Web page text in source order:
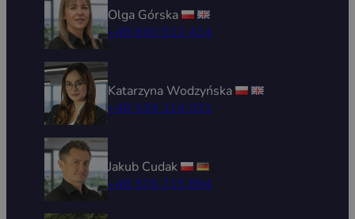
Olga Górska
+48 690 512 414
Katarzyna Wodzyńska
+48 539 314 031
Jakub Cudak
+48 576 715 894